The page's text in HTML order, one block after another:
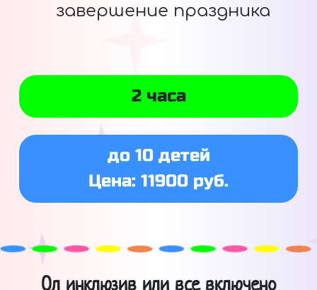
завершение праздника
2 часа
до 10 детей
Цена: 11900 руб.
Ол инклюзив или все включено